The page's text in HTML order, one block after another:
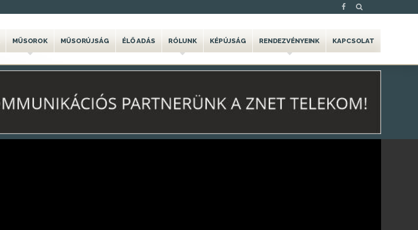
MŰSOROK MŰSORÚJSÁG ÉLŐ ADÁS RÓLUNK KÉPÚJSÁG RENDEZVÉNYEINK KAPCSOLAT